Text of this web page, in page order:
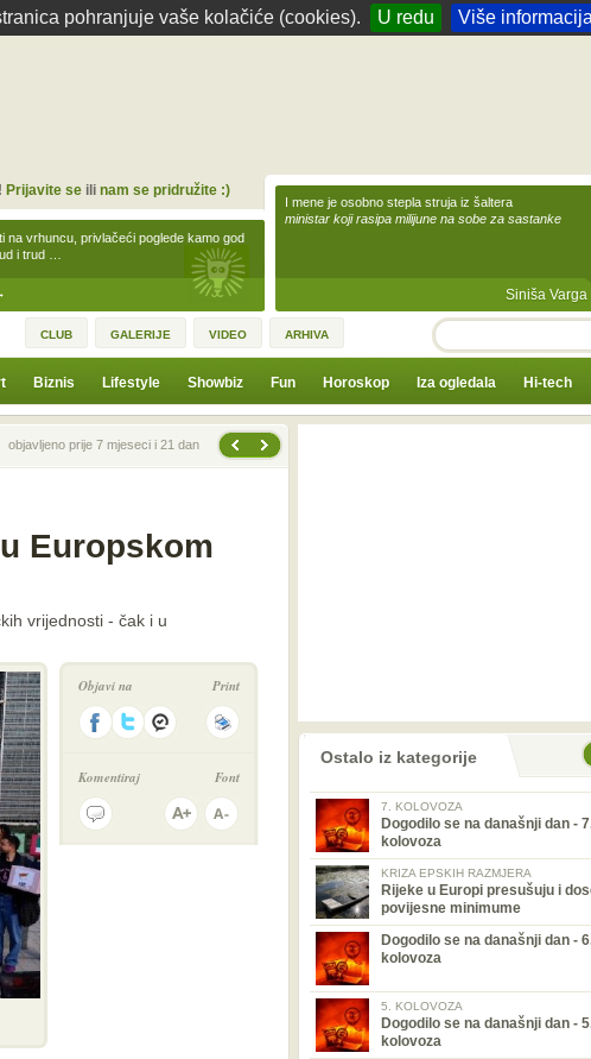
pohranjuje vaše kolačiće (cookies). U redu Više informacija
na vrhuncu, privlačeći poglede kamo god
i trud …
Prijavite seili nam se pridružite :)
I mene je osobno stepla struja iz šaltera
ministar koji rasipa milijune na sobe za sastanke
Siniša Varga
CLUB GALERIJE VIDEO ARHIVA TRAŽI
Biznis Lifestyle Showbiz Fun Horoskop Iza ogledala Hi-tech
objavljeno prije 7 mjeseci i 21 dan
Europskom
vrijednosti - čak i u
Objavi na Print
Komentiraj Font
Ostalo iz kategorije
7. KOLOVOZA
Dogodilo se na današnji dan -
kolovoza
KRIZA EPSKIH RAZMJERA
Rijeke u Europi presušuju i
povijesne minimume
Dogodilo se na današnji dan -
kolovoza
5. KOLOVOZA
Dogodilo se na današnji dan -
kolovoza